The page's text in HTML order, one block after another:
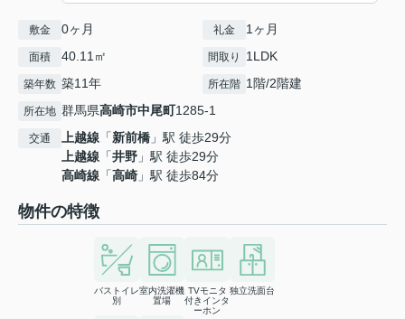
敷金 0ヶ月 礼金 1ヶ月
面積 40.11㎡ 間取り 1LDK
築年数 築11年 所在階 1階/2階建
所在地 群馬県高崎市中尾町1285-1
交通 上越線 「新前橋 」駅 徒歩29分
上越線 「井野 」駅 徒歩29分
高崎線 「高崎 」駅 徒歩84分
物件の特徴
バストイレ
別
室内洗濯機
置場
TVモニタ
付きインタ
ーホン
独立洗面台